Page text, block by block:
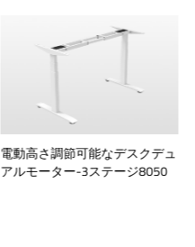
電動高さ調節可能なデスクデュ
アルモーター-3ステージ8050